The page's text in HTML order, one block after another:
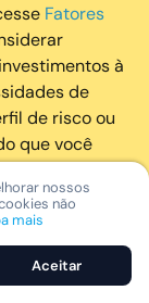
Fatores
à
de
de risco ou
que você
se informar
a
fiscais ou
através da
clientes. A
nossos
não
mais
Aceitar